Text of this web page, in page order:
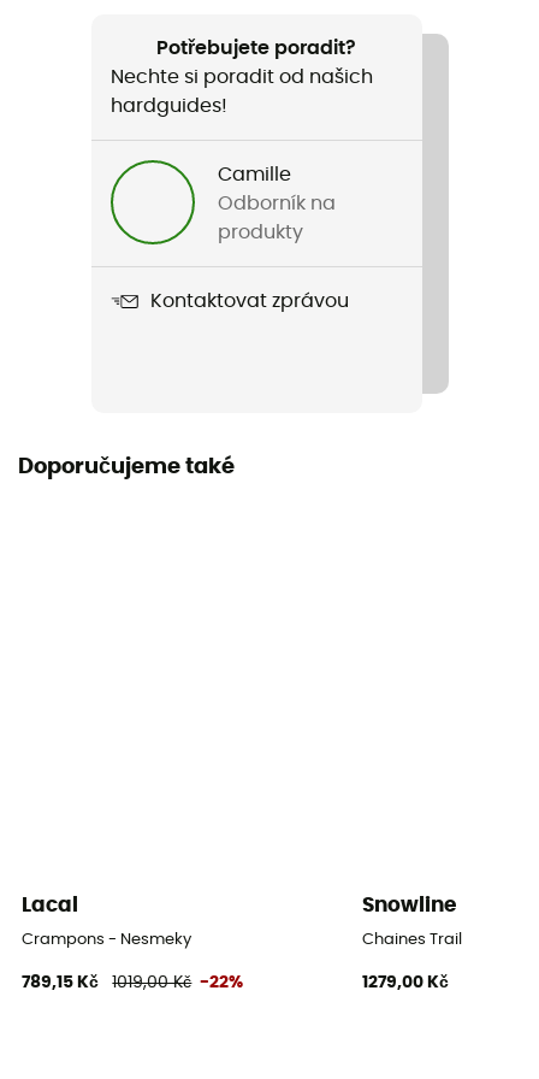
Pěší turistika / Trekking
M : 2 x 200 g
Explorer Light
Upevňovací systémy
Přepravní obal
Ano
Individuální ochranné vybavení
Potřebujete poradit?
Nechte si poradit od našich
hardguides!
Camille
Odborník na
produkty
Kontaktovat zprávou
Doporučujeme také
Lacal
Crampons - Nesmeky
789,15 Kč 1019,00 Kč -22%
Snowline
Chaines Trail
1279,00 Kč